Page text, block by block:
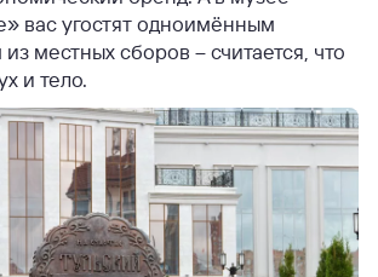
вас угостят одноимённым
местных сборов – считается, что
и тело.